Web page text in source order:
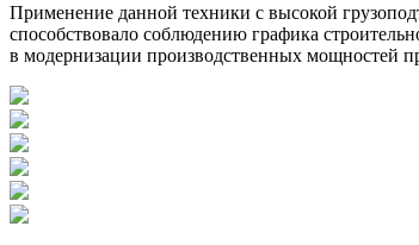
Применение данной техники с высокой
способствовало соблюдению графика
в модернизации производственных мощностей